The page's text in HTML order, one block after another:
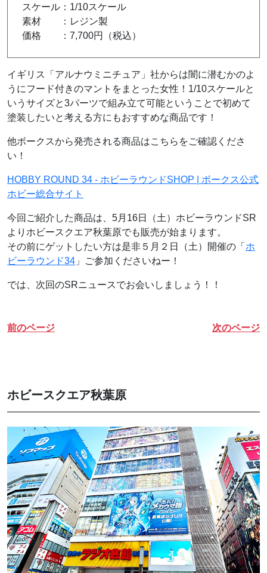
スケール：1/10スケール
素材 ：レジン製
価格 ：7,700円（税込）
イギリス「アルナウミニチュア」社からは闇に潜むかのよ
うにフード付きのマントをまとった女性！1/10スケールと
いうサイズと3パーツで組み立て可能ということで初めて
塗装したいと考える方にもおすすめな商品です！
他ボークスから発売される商品はこちらをご確認くださ
い！
HOBBY ROUND 34 - ホビーラウンドSHOP | ボークス公式
ホビー総合サイト
今回ご紹介した商品は、5月16日（土）ホビーラウンドSR
よりホビースクエア秋葉原でも販売が始まります。
その前にゲットしたい方は是非５月２日（土）開催の「 ホ
ビーラウンド34 」ご参加くださいねー！
では、次回のSRニュースでお会いしましょう！！
前のページ 次のページ
ホビースクエア秋葉原